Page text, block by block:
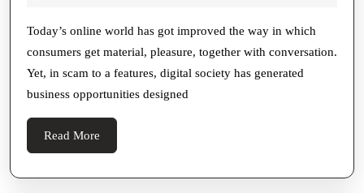
Bokep
Data
Today’s online world has got improved the way in which
consumers get material, pleasure, together with conversation.
Yet, in scam to a features, digital society has generated
business opportunities designed
Read More
More